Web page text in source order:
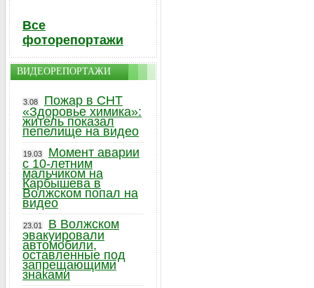
Все
фоторепортажи
ВИДЕОРЕПОРТАЖИ
3.08
Пожар в СНТ
«Здоровье химика»:
житель показал
пепелище на видео
19.03
Момент аварии
с 10-летним
мальчиком на
Карбышева в
Волжском попал на
видео
23.01
В Волжском
эвакуировали
автомобили,
оставленные под
запрещающими
знаками